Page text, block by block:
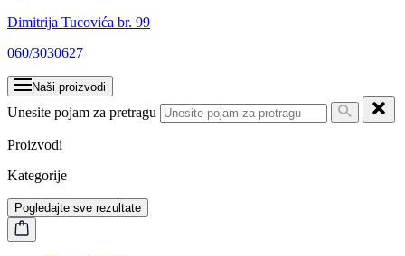
Dimitrija Tucovića br. 99
060/3030627
Naši proizvodi
Unesite pojam za pretragu
Proizvodi
Kategorije
Pogledajte sve rezultate